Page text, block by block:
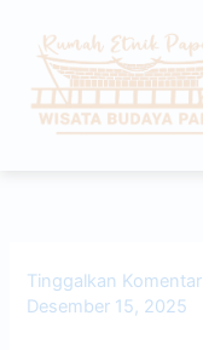
konten
Tinggalkan Komentar
Desember 15, 2025